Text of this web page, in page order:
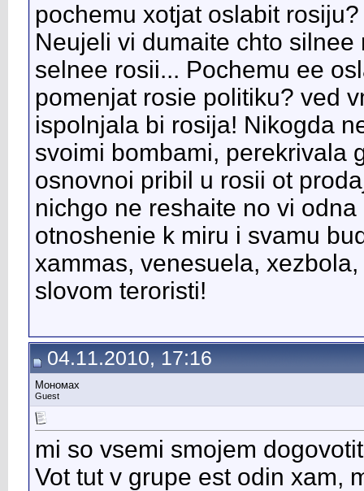
pochemu xotjat oslabit
Neujeli vi dumaite chto
selnee rosii... Pochemu ee
pomenjat rosie politiku? ved
ispolnjala bi rosija! Nikogda
svoimi bombami, perekrivala
osnovnoi pribil u rosii ot
nichgo ne reshaite no vi
otnoshenie k miru i svamu
xammas, venesuela,
slovom teroristi!
04.11.2010, 17:16
Мономах
Guest
mi so vsemi smojem
Vot tut v grupe est odin xam,